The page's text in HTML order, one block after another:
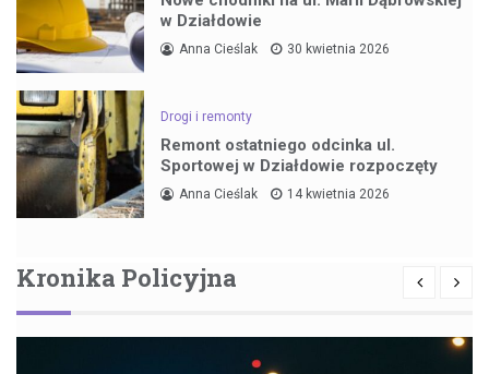
w Działdowie
Anna Cieślak 30 kwietnia 2026
Drogi i remonty
Remont ostatniego odcinka ul.
Sportowej w Działdowie rozpoczęty
Anna Cieślak 14 kwietnia 2026
Kronika Policyjna